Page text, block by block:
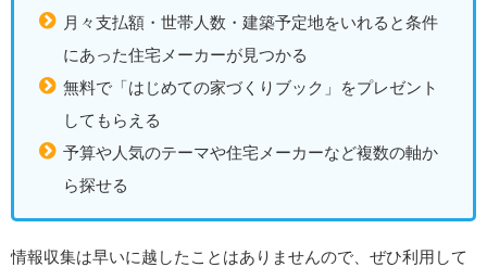
月々支払額・世帯人数・建築予定地をいれると条件
にあった住宅メーカーが見つかる
無料で「はじめての家づくりブック」をプレゼント
してもらえる
予算や人気のテーマや住宅メーカーなど複数の軸か
ら探せる
情報収集は早いに越したことはありませんので、ぜひ利用して